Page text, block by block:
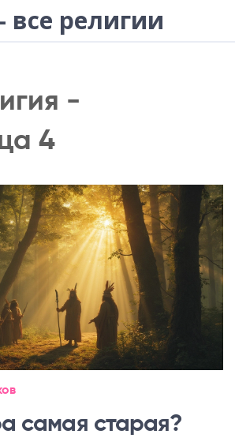
все религии
-
4
самая старая?